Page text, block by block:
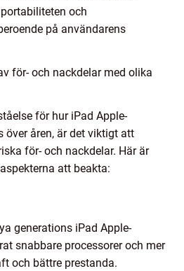
och
på användarens
för- och nackdelar med olika
för hur iPad Apple-
över åren, är det viktigt att
för- och nackdelar. Här är
att beakta:
generations iPad Apple-
snabbare processorer och mer
och bättre prestanda.